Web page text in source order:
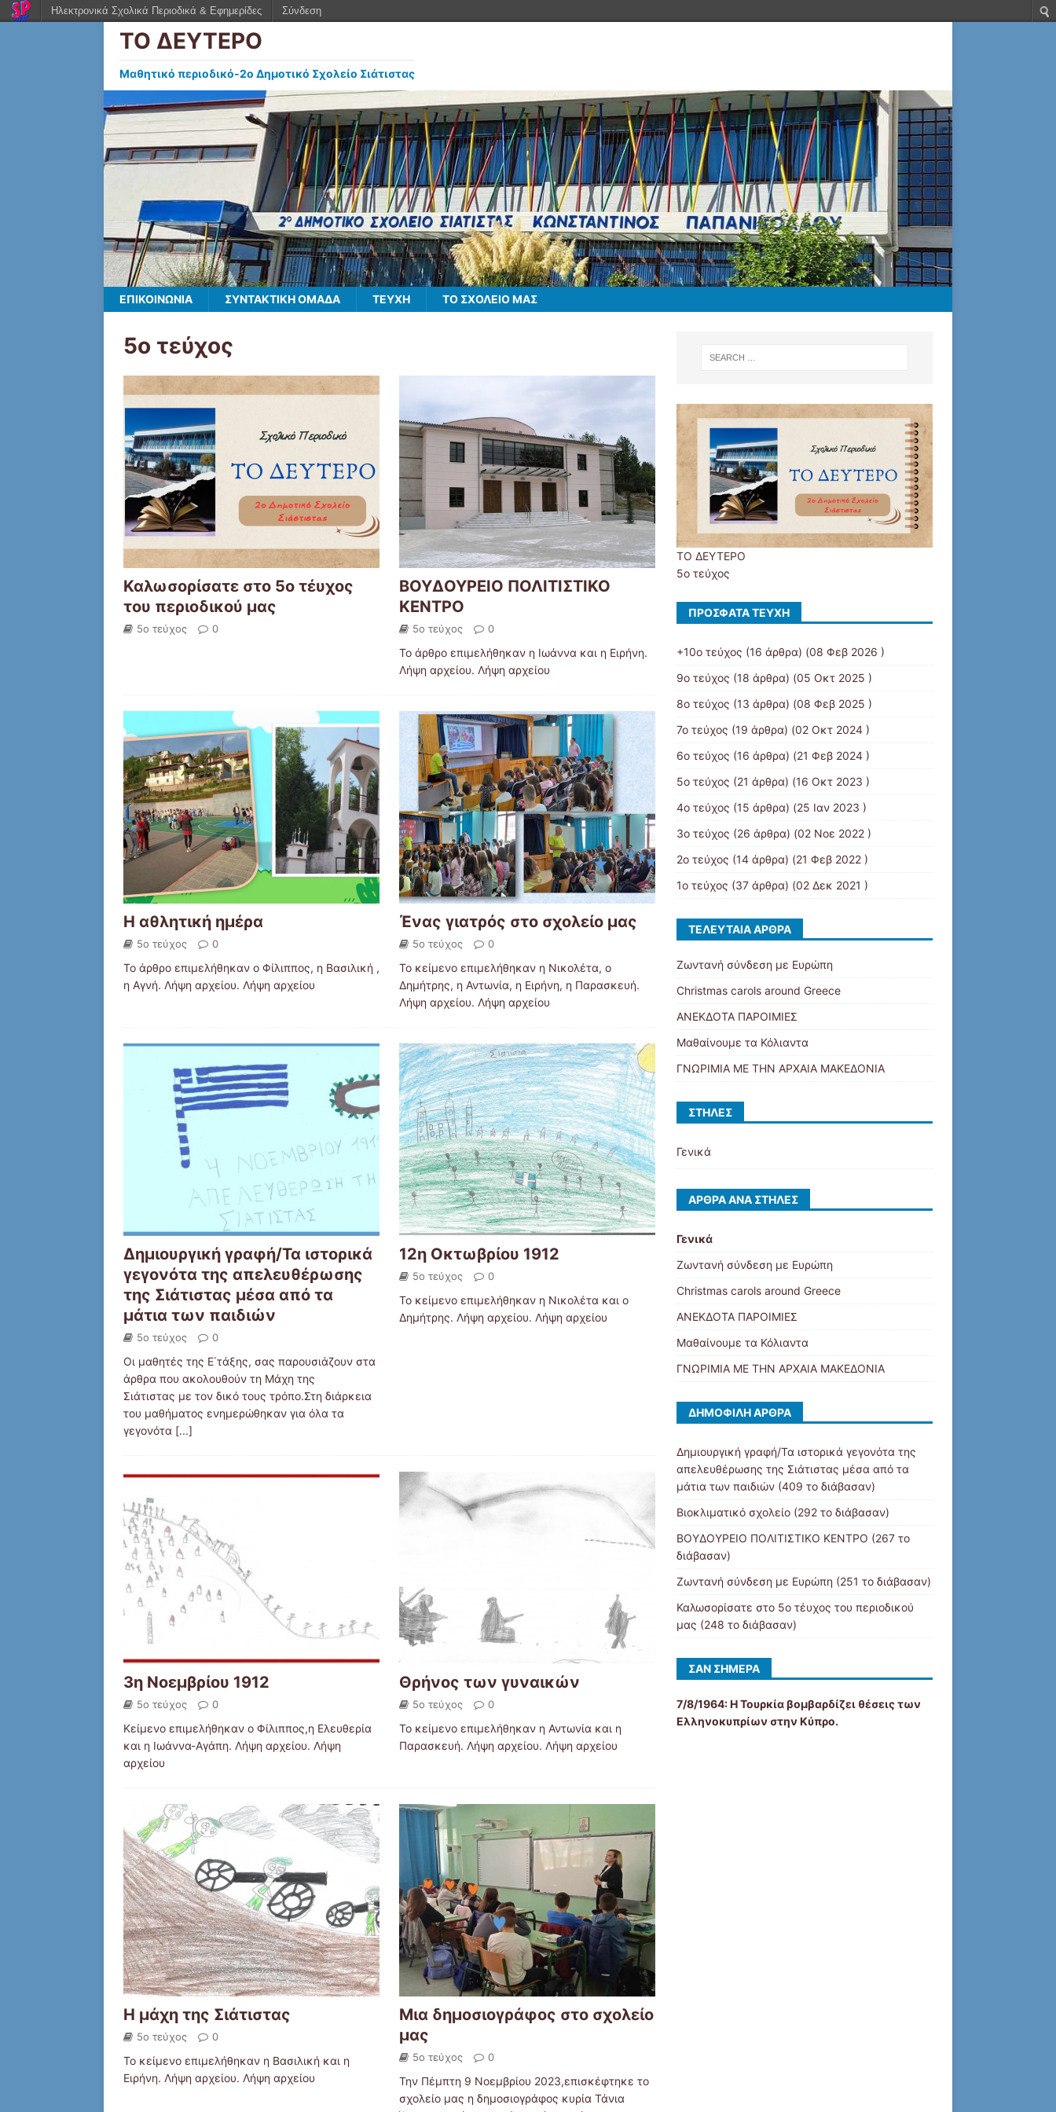
ΤΟ ΔΕΥΤΕΡΟ
Μαθητικό περιοδικό-2ο Δημοτικό Σχολείο Σιάτιστας
ΕΠΙΚΟΙΝΩΝΙΑ ΣΥΝΤΑΚΤΙΚΗ ΟΜΑΔΑ ΤΕΥΧΗ ΤΟ ΣΧΟΛΕΙΟ ΜΑΣ
5ο τεύχος
Καλωσορίσατε στο 5ο τέυχος
του περιοδικού μας
5ο τεύχος 0
ΒΟΥΔΟΥΡΕΙΟ ΠΟΛΙΤΙΣΤΙΚΟ
ΚΕΝΤΡΟ
5ο τεύχος 0
Το άρθρο επιμελήθηκαν η Ιωάννα και η Ειρήνη.
Λήψη αρχείου. Λήψη αρχείου
Η αθλητική ημέρα
5ο τεύχος 0
Το άρθρο επιμελήθηκαν ο Φίλιππος, η Βασιλική ,
η Αγνή. Λήψη αρχείου. Λήψη αρχείου
Ένας γιατρός στο σχολείο μας
5ο τεύχος 0
Το κείμενο επιμελήθηκαν η Νικολέτα, ο
Δημήτρης, η Αντωνία, η Ειρήνη, η Παρασκευή.
Λήψη αρχείου. Λήψη αρχείου
Δημιουργική γραφή/Τα ιστορικά
γεγονότα της απελευθέρωσης
της Σιάτιστας μέσα από τα
μάτια των παιδιών
5ο τεύχος 0
Οι μαθητές της Ε΄τάξης, σας παρουσιάζουν στα
άρθρα που ακολουθούν τη Μάχη της
Σιάτιστας με τον δικό τους τρόπο.Στη διάρκεια
του μαθήματος ενημερώθηκαν για όλα τα
γεγονότα [...]
12η Οκτωβρίου 1912
5ο τεύχος 0
Το κείμενο επιμελήθηκαν η Νικολέτα και ο
Δημήτρης. Λήψη αρχείου. Λήψη αρχείου
3η Νοεμβρίου 1912
5ο τεύχος 0
Κείμενο επιμελήθηκαν ο Φίλιππος,η Ελευθερία
και η Ιωάννα-Αγάπη. Λήψη αρχείου. Λήψη
αρχείου
Θρήνος των γυναικών
5ο τεύχος 0
Το κείμενο επιμελήθηκαν η Αντωνία και η
Παρασκευή. Λήψη αρχείου. Λήψη αρχείου
Η μάχη της Σιάτιστας
5ο τεύχος 0
Το κείμενο επιμελήθηκαν η Βασιλική και η
Ειρήνη. Λήψη αρχείου. Λήψη αρχείου
Μια δημοσιογράφος στο σχολείο
μας
5ο τεύχος 0
Την Πέμπτη 9 Νοεμβρίου 2023,επισκέφτηκε το
σχολείο μας η δημοσιογράφος κυρία Τάνια
ΤΟ ΔΕΥΤΕΡΟ
5ο τεύχος
ΠΡΌΣΦΑΤΑ ΤΕΎΧΗ
+10ο τεύχος (16 άρθρα) (08 Φεβ 2026 )
9ο τεύχος (18 άρθρα) (05 Οκτ 2025 )
8ο τεύχος (13 άρθρα) (08 Φεβ 2025 )
7ο τεύχος (19 άρθρα) (02 Οκτ 2024 )
6ο τεύχος (16 άρθρα) (21 Φεβ 2024 )
5ο τεύχος (21 άρθρα) (16 Οκτ 2023 )
4ο τεύχος (15 άρθρα) (25 Ιαν 2023 )
3ο τεύχος (26 άρθρα) (02 Νοε 2022 )
2ο τεύχος (14 άρθρα) (21 Φεβ 2022 )
1ο τεύχος (37 άρθρα) (02 Δεκ 2021 )
ΤΕΛΕΥΤΑΊΑ ΆΡΘΡΑ
Ζωντανή σύνδεση με Ευρώπη
Christmas carols around Greece
ΑΝΕΚΔΟΤΑ ΠΑΡΟΙΜΙΕΣ
Μαθαίνουμε τα Κόλιαντα
ΓΝΩΡΙΜΙΑ ΜΕ ΤΗΝ ΑΡΧΑΙΑ ΜΑΚΕΔΟΝΙΑ
ΣΤΉΛΕΣ
Γενικά
ΆΡΘΡΑ ΑΝΆ ΣΤΉΛΕΣ
Γενικά
Ζωντανή σύνδεση με Ευρώπη
Christmas carols around Greece
ΑΝΕΚΔΟΤΑ ΠΑΡΟΙΜΙΕΣ
Μαθαίνουμε τα Κόλιαντα
ΓΝΩΡΙΜΙΑ ΜΕ ΤΗΝ ΑΡΧΑΙΑ ΜΑΚΕΔΟΝΙΑ
ΔΗΜΟΦΙΛΉ ΆΡΘΡΑ
Δημιουργική γραφή/Τα ιστορικά γεγονότα της
απελευθέρωσης της Σιάτιστας μέσα από τα
μάτια των παιδιών (409 το διάβασαν)
Βιοκλιματικό σχολείο (292 το διάβασαν)
ΒΟΥΔΟΥΡΕΙΟ ΠΟΛΙΤΙΣΤΙΚΟ ΚΕΝΤΡΟ (267 το
διάβασαν)
Ζωντανή σύνδεση με Ευρώπη (251 το διάβασαν)
Καλωσορίσατε στο 5ο τέυχος του περιοδικού
μας (248 το διάβασαν)
ΣΑΝ ΣΉΜΕΡΑ
7/8/1964: Η Τουρκία βομβαρδίζει θέσεις των
Ελληνοκυπρίων στην Κύπρο.
Ηλεκτρονικά Σχολικά Περιοδικά & Εφημερίδες Σύνδεση